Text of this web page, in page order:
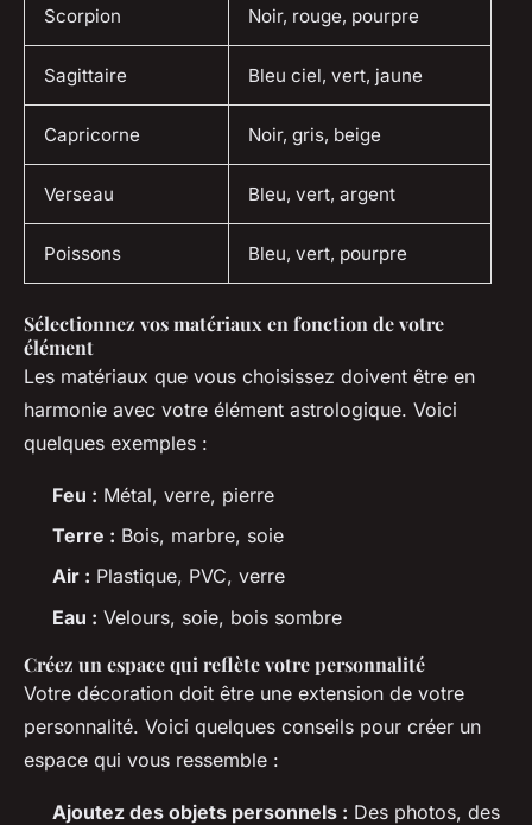
Scorpion Noir, rouge, pourpre
Sagittaire Bleu ciel, vert, jaune
Capricorne Noir, gris, beige
Verseau Bleu, vert, argent
Poissons Bleu, vert, pourpre
Sélectionnez vos matériaux en fonction de votre
élément
Les matériaux que vous choisissez doivent être en
harmonie avec votre élément astrologique. Voici
quelques exemples :
Feu : Métal, verre, pierre
Terre : Bois, marbre, soie
Air : Plastique, PVC, verre
Eau : Velours, soie, bois sombre
Créez un espace qui reflète votre personnalité
Votre décoration doit être une extension de votre
personnalité. Voici quelques conseils pour créer un
espace qui vous ressemble :
Ajoutez des objets personnels : Des photos, des